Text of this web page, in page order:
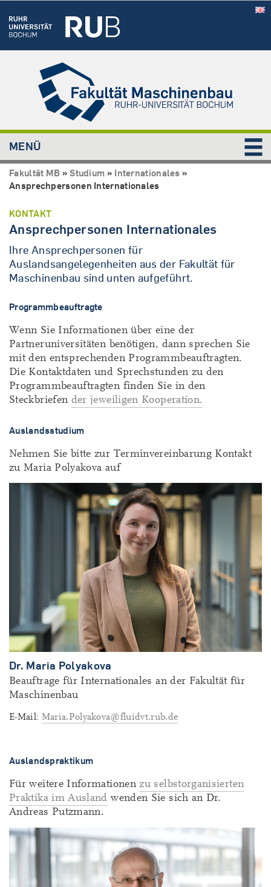
MENÜ
Fakultät MB »Studium » Internationales »
Ansprechpersonen Internationales
KONTAKT
Ansprechpersonen Internationales
Ihre Ansprechpersonen für
Auslandsangelegenheiten aus der Fakultät für
Maschinenbau sind unten aufgeführt.
Programmbeauftragte
Wenn Sie Informationen über eine der
Partneruniversitäten benötigen, dann sprechen Sie
mit den entsprechenden Programmbeauftragten.
Die Kontaktdaten und Sprechstunden zu den
Programmbeauftragten finden Sie in den
Steckbriefen der jeweiligen Kooperation.
Auslandsstudium
Nehmen Sie bitte zur Terminvereinbarung Kontakt
zu Maria Polyakova auf
Dr. Maria Polyakova
Beauftrage für Internationales an der Fakultät für
Maschinenbau
E-Mail: Maria.Polyakova@fluidvt.rub.de
Auslandspraktikum
Für weitere Informationenzu selbstorganisierten
Praktika im Ausland wenden Sie sich an Dr.
Andreas Putzmann.